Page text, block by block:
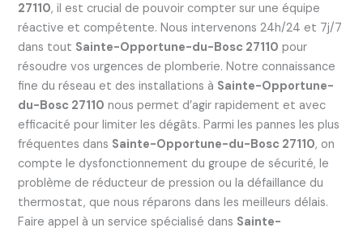
27110, il est crucial de pouvoir compter sur une équipe
réactive et compétente. Nous intervenons 24h/24 et 7j/7
dans tout Sainte-Opportune-du-Bosc 27110 pour
résoudre vos urgences de plomberie. Notre connaissance
fine du réseau et des installations à Sainte-Opportune-
du-Bosc 27110 nous permet d’agir rapidement et avec
efficacité pour limiter les dégâts. Parmi les pannes les plus
fréquentes dans Sainte-Opportune-du-Bosc 27110, on
compte le dysfonctionnement du groupe de sécurité, le
problème de réducteur de pression ou la défaillance du
thermostat, que nous réparons dans les meilleurs délais.
Faire appel à un service spécialisé dans Sainte-